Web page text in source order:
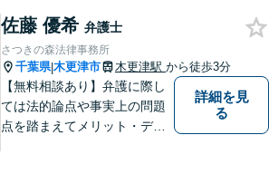
で勤務しています。お客様全
員に担当事務をつけ、スムー
ズな連絡を徹底◉
佐藤 優希 弁護士
さつきの森法律事務所
千葉県|木更津市 木更津駅 から徒歩3分
【無料相談あり】弁護に際し
ては法的論点や事実上の問題
点を踏まえてメリット・デメ
詳細を見
る